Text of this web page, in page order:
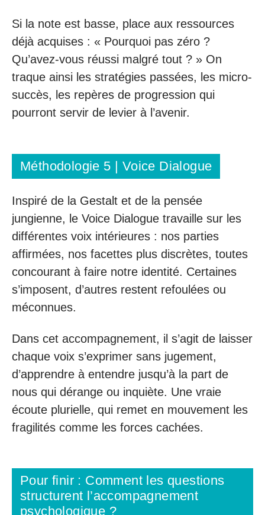
Si la note est basse, place aux ressources
déjà acquises : « Pourquoi pas zéro ?
Qu’avez-vous réussi malgré tout ? » On
traque ainsi les stratégies passées, les micro-
succès, les repères de progression qui
pourront servir de levier à l’avenir.
Méthodologie 5 | Voice Dialogue
Inspiré de la Gestalt et de la pensée
jungienne, le Voice Dialogue travaille sur les
différentes voix intérieures : nos parties
affirmées, nos facettes plus discrètes, toutes
concourant à faire notre identité. Certaines
s’imposent, d’autres restent refoulées ou
méconnues.
Dans cet accompagnement, il s’agit de laisser
chaque voix s’exprimer sans jugement,
d’apprendre à entendre jusqu’à la part de
nous qui dérange ou inquiète. Une vraie
écoute plurielle, qui remet en mouvement les
fragilités comme les forces cachées.
Pour finir : Comment les questions
structurent l’accompagnement
psychologique ?